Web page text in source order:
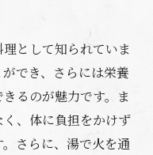
として知られていま
でき、さらには栄養
るのが魅力です。ま
、体に負担をかけず
さらに、湯で火を通